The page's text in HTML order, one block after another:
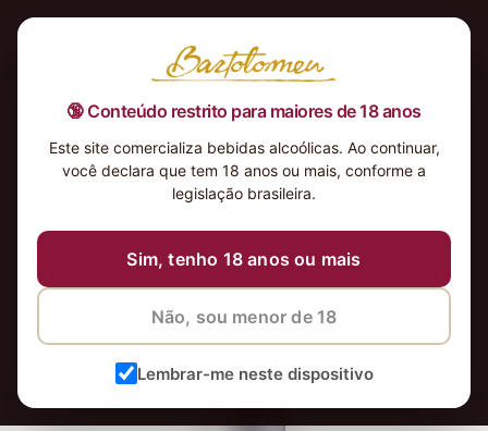
🔞 Conteúdo restrito para maiores de 18 anos
Este site comercializa bebidas alcoólicas. Ao continuar,
você declara que tem 18 anos ou mais, conforme a
legislação brasileira.
Sim, tenho 18 anos ou mais
Não, sou menor de 18
Lembrar-me neste dispositivo